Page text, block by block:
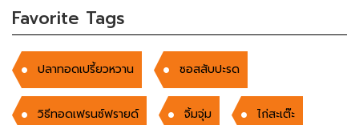
Favorite Tags
ปลาทอดเปรี้ยวหวาน ซอสสับปะรด
วิธีทอดเฟรนซ์ฟรายด์ จิ้มจุ่ม ไก่สะเต๊ะ